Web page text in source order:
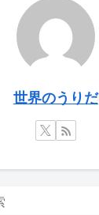
世界のうりだ